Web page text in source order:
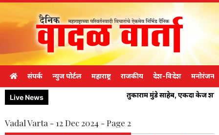
संपर्क न्युज पोर्टल महाराष्ट्र राजकीय देश-विदेश मनोरंजन
Live News तुकाराम मुंडे साहेब, एकदा केज
Vadal Varta - 12 Dec 2024 - Page 2